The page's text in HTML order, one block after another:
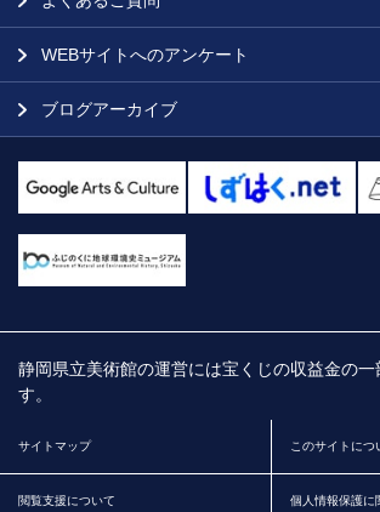
WEBサイトへのアンケート
ブログアーカイブ
静岡県立美術館の運営には宝くじの収益金の一
す。
サイトマップ このサイトにつ
閲覧支援について 個人情報保護に